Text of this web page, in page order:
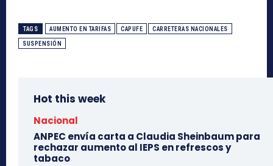
TAGS AUMENTO EN TARIFAS CAPUFE CARRETERAS NACIONALES
SUSPENSIÓN
Hot this week
Nacional
ANPEC envía carta a Claudia Sheinbaum para
rechazar aumento al IEPS en refrescos y
tabaco